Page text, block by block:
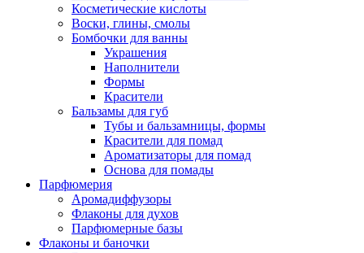
Косметические кислоты
Воски, глины, смолы
Бомбочки для ванны
Украшения
Наполнители
Формы
Красители
Бальзамы для губ
Тубы и бальзамницы, формы
Красители для помад
Ароматизаторы для помад
Основа для помады
Парфюмерия
Аромадиффузоры
Флаконы для духов
Парфюмерные базы
Флаконы и баночки